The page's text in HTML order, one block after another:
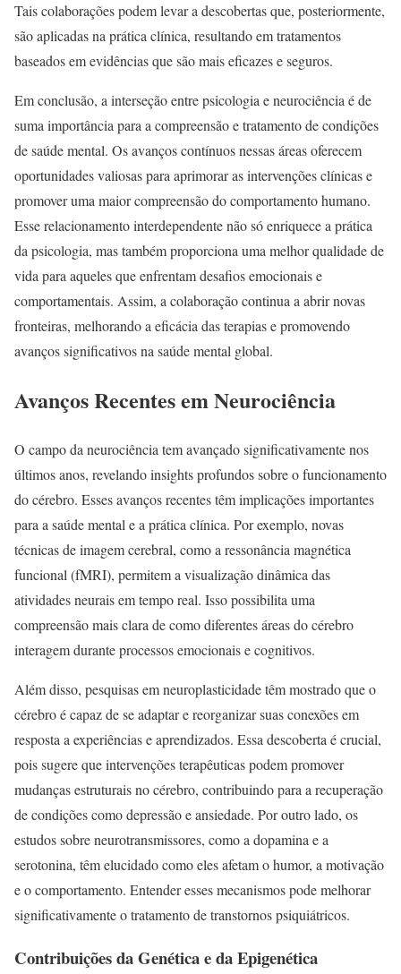
Tais colaborações podem levar a descobertas que, posteriormente,
são aplicadas na prática clínica, resultando em tratamentos
baseados em evidências que são mais eficazes e seguros.
Em conclusão, a interseção entre psicologia e neurociência é de
suma importância para a compreensão e tratamento de condições
de saúde mental. Os avanços contínuos nessas áreas oferecem
oportunidades valiosas para aprimorar as intervenções clínicas e
promover uma maior compreensão do comportamento humano.
Esse relacionamento interdependente não só enriquece a prática
da psicologia, mas também proporciona uma melhor qualidade de
vida para aqueles que enfrentam desafios emocionais e
comportamentais. Assim, a colaboração continua a abrir novas
fronteiras, melhorando a eficácia das terapias e promovendo
avanços significativos na saúde mental global.
Avanços Recentes em Neurociência
O campo da neurociência tem avançado significativamente nos
últimos anos, revelando insights profundos sobre o funcionamento
do cérebro. Esses avanços recentes têm implicações importantes
para a saúde mental e a prática clínica. Por exemplo, novas
técnicas de imagem cerebral, como a ressonância magnética
funcional (fMRI), permitem a visualização dinâmica das
atividades neurais em tempo real. Isso possibilita uma
compreensão mais clara de como diferentes áreas do cérebro
interagem durante processos emocionais e cognitivos.
Além disso, pesquisas em neuroplasticidade têm mostrado que o
cérebro é capaz de se adaptar e reorganizar suas conexões em
resposta a experiências e aprendizados. Essa descoberta é crucial,
pois sugere que intervenções terapêuticas podem promover
mudanças estruturais no cérebro, contribuindo para a recuperação
de condições como depressão e ansiedade. Por outro lado, os
estudos sobre neurotransmissores, como a dopamina e a
serotonina, têm elucidado como eles afetam o humor, a motivação
e o comportamento. Entender esses mecanismos pode melhorar
significativamente o tratamento de transtornos psiquiátricos.
Contribuições da Genética e da Epigenética